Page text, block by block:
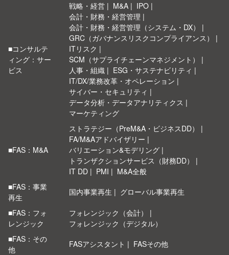
■コンサルテ
ィング：サー
ビス
戦略・経営 M&A
IPO
会計・財務・経営管理
会計・財務・経営管理（システム・DX）
GRC（ガバナンスリスクコンプライアンス）
ITリスク
SCM（サプライチェーンマネジメント）
人事・組織
ESG・サステナビリティ
IT/DX/業務改革・オペレーション
サイバー・セキュリティ
データ分析・データアナリティクス
マーケティング
■FAS：M&A
ストラテジー（PreM&A・ビジネスDD）
FA/M&Aアドバイザリー
バリエーション&モデリング
トランザクションサービス（財務DD）
IT DD
PMI
M&A全般
■FAS：事業
再生
国内事業再生 グローバル事業再生
■FAS：フォ
レンジック
フォレンジック（会計）
フォレンジック（デジタル）
■FAS：その
他
FASアシスタント FASその他